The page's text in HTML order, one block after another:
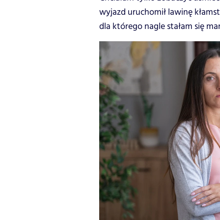
wyjazd uruchomił lawinę
dla którego nagle stałam się